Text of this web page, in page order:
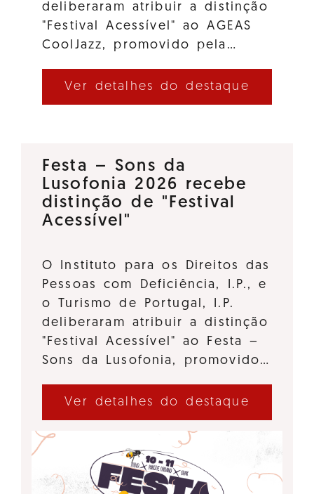
deliberaram atribuir a distinção
"Festival Acessível" ao AGEAS
CoolJazz, promovido pela…
Ver detalhes do destaque
Festa – Sons da
Lusofonia 2026 recebe
distinção de "Festival
Acessível"
O Instituto para os Direitos das
Pessoas com Deficiência, I.P., e
o Turismo de Portugal, I.P.
deliberaram atribuir a distinção
"Festival Acessível" ao Festa –
Sons da Lusofonia, promovido…
Ver detalhes do destaque